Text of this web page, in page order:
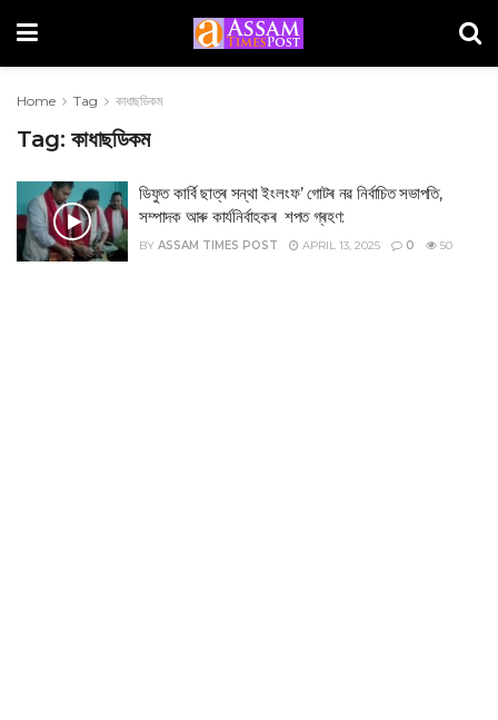
Home Tag কাধাছডিকম
Tag: কাধাছডিকম
ডিফুত কাৰ্বি ছাত্ৰ সন্থা ইংলংফ’ গোটৰ নৱ নিৰ্বাচিত সভাপতি,
সম্পাদক আৰু কাৰ্যনিৰ্বাহকৰ শপত গ্ৰহণ:
BY ASSAM TIMES POST APRIL 13, 2025 0 50